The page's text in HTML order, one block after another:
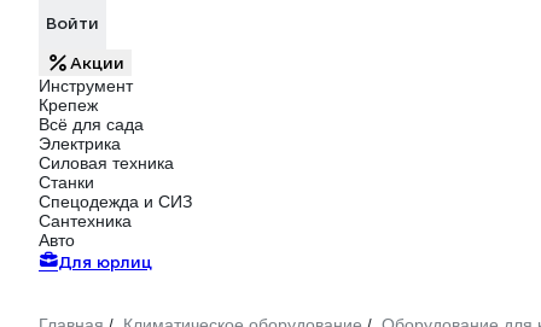
Войти
Акции
Инструмент
Крепеж
Всё для сада
Электрика
Силовая техника
Станки
Спецодежда и СИЗ
Сантехника
Авто
Для юрлиц